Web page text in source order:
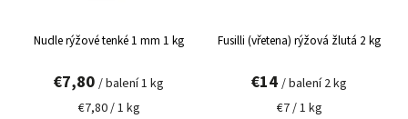
Nudle rýžové tenké 1 mm 1 kg
€7,80 / balení 1 kg
€7,80 / 1 kg
Fusilli (vřetena) rýžová žlutá 2 kg
€14 / balení 2 kg
€7 / 1 kg